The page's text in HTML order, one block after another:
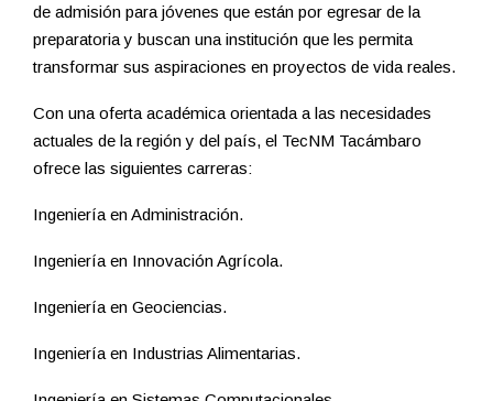
de admisión para jóvenes que están por egresar de la
preparatoria y buscan una institución que les permita
transformar sus aspiraciones en proyectos de vida reales.
Con una oferta académica orientada a las necesidades
actuales de la región y del país, el TecNM Tacámbaro
ofrece las siguientes carreras:
Ingeniería en Administración.
Ingeniería en Innovación Agrícola.
Ingeniería en Geociencias.
Ingeniería en Industrias Alimentarias.